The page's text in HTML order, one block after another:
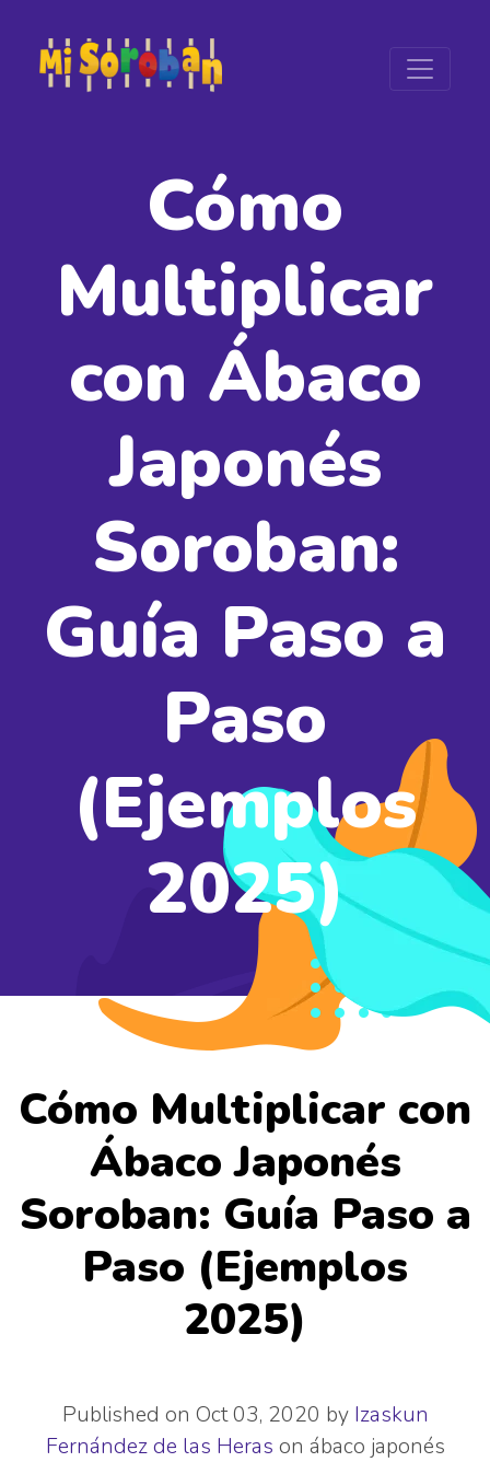
Cómo
Multiplicar
con Ábaco
Japonés
Soroban:
Guía Paso a
Paso
(Ejemplos
2025)
Cómo Multiplicar con
Ábaco Japonés
Soroban: Guía Paso a
Paso (Ejemplos
2025)
Published on Oct 03, 2020 by Izaskun
Fernández de las Heras on ábaco japonés